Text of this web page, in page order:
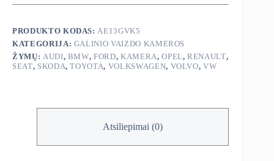
vaizdo
PRODUKTO KODAS: AE13GVK5
KATEGORIJA: GALINIO VAIZDO KAMEROS
ŽYMŲ: AUDI, BMW,FORD,KAMERA,OPEL,RENAULT,
SEAT, SKODA,TOYOTA, VOLKSWAGEN, VOLVO,VW
Atsiliepimai (0)